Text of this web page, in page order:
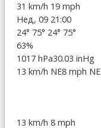
31 km/h 19 mph
Нед, 09 21:00
24° 75° 24° 75°
63%
1017 hPa30.03 inHg
13 km/h NE8 mph NE
13 km/h 8 mph